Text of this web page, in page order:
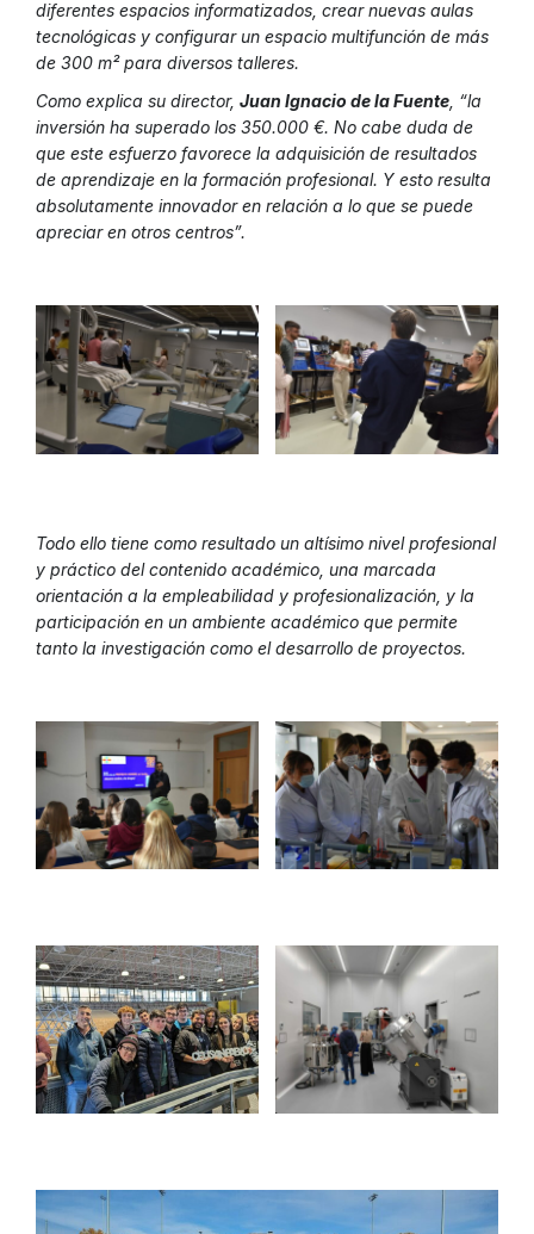
diferentes espacios informatizados, crear nuevas aulas
tecnológicas y configurar un espacio multifunción de más
de 300 m² para diversos talleres.
Como explica su director, Juan Ignacio de la Fuente , “la
inversión ha superado los 350.000 €. No cabe duda de
que este esfuerzo favorece la adquisición de resultados
de aprendizaje en la formación profesional. Y esto resulta
absolutamente innovador en relación a lo que se puede
apreciar en otros centros”.
Todo ello tiene como resultado un altísimo nivel profesional
y práctico del contenido académico, una marcada
orientación a la empleabilidad y profesionalización, y la
participación en un ambiente académico que permite
tanto la investigación como el desarrollo de proyectos.